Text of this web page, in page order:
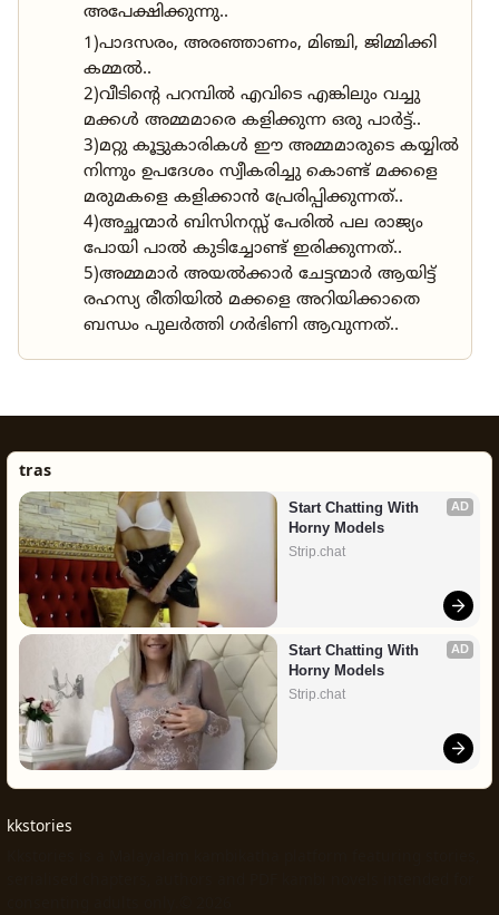
അപേക്ഷിക്കുന്നു..
1)പാദസരം, അരഞ്ഞാണം, മിഞ്ചി, ജിമ്മിക്കി
കമ്മൽ..
2)വീടിന്റെ പറമ്പിൽ എവിടെ എങ്കിലും വച്ചു
മക്കൾ അമ്മമാരെ കളിക്കുന്ന ഒരു പാർട്ട്‌..
3)മറ്റു കൂട്ടുകാരികൾ ഈ അമ്മമാരുടെ കയ്യിൽ
നിന്നും ഉപദേശം സ്വീകരിച്ചു കൊണ്ട് മക്കളെ
മരുമകളെ കളിക്കാൻ പ്രേരിപ്പിക്കുന്നത്..
4)അച്ഛന്മാർ ബിസിനസ്സ് പേരിൽ പല രാജ്യം
പോയി പാൽ കുടിച്ചോണ്ട് ഇരിക്കുന്നത്..
5)അമ്മമാർ അയൽക്കാർ ചേട്ടന്മാർ ആയിട്ട്
രഹസ്യ രീതിയിൽ മക്കളെ അറിയിക്കാതെ
ബന്ധം പുലർത്തി ഗർഭിണി ആവുന്നത്..
tras
AD
Start Chatting With
Horny Models
Strip.chat
AD
Start Chatting With
Horny Models
Strip.chat
kkstories